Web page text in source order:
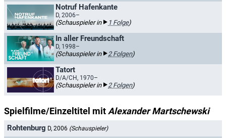
Notruf Hafenkante
D, 2006–
(Schauspieler in 1 Folge)
In aller Freundschaft
D, 1998–
(Schauspieler in 2 Folgen)
Tatort
D/A/CH, 1970–
(Schauspieler in 2 Folgen)
Spielfilme/Einzeltitel mit Alexander Martschewski
Rohtenburg D, 2006 (Schauspieler)